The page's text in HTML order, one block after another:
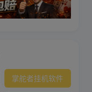
掌舵者挂机软件